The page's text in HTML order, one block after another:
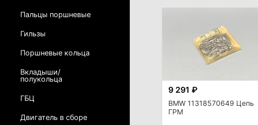
9 291 ₽
BMW 11318570649 Цепь
ГРМ
Пальцы поршневые
Гильзы
Поршневые кольца
Вкладыши/
полукольца
ГБЦ
Двигатель в сборе